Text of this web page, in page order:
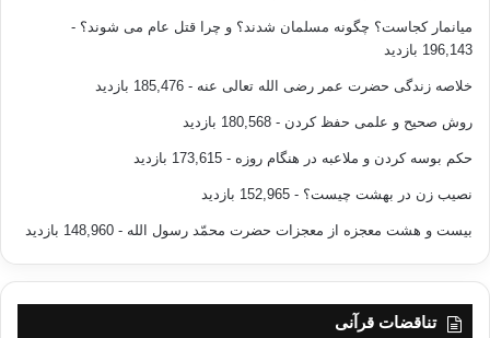
در سوره یوسف آیه 55نیز
یوسف (ع) معیار لیاقت خود را برای انجام امور “حفیظ” و “علیم”
سرپرست
اموال و محصولات زمین کن چرا که من بسیار حافظ و نگهدار ( خزائن و
آگاه (به مسایل اقتصادی و کشاورزی ) می باشم – حال اگر در جایی این توانایی
خواهد بود .بعبارتی وقتی کفایت و توانایی موجود باشد، مونث بودن عامل
میانمار کجاست؟ چگونه مسلمان شدند؟ و چرا قتل عام می شوند؟ -
196,143 بازدید
خلاصه زندگی حضرت عمر رضی الله تعالی عنه - 185,476 بازدید
روش صحیح و علمی حفظ کردن - 180,568 بازدید
حکم بوسه کردن و ملاعبه در هنگام روزه - 173,615 بازدید
نصیب زن در بهشت چیست؟ - 152,965 بازدید
بیست و هشت معجزه از معجزات حضرت محمّد رسول الله - 148,960 بازدید
تناقضات قرآنی